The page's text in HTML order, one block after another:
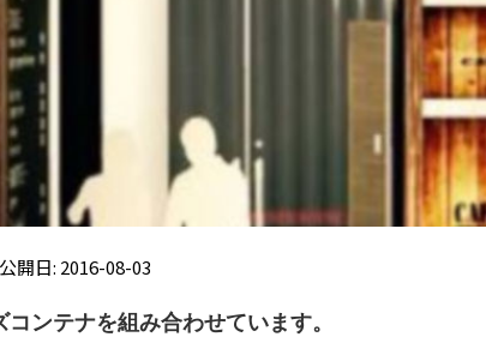
公開日: 2016-08-03
ンテナを組み合わせています。